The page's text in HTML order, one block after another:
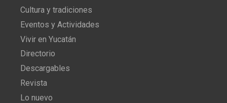
Cultura y tradiciones
Eventos y Actividades
Vivir en Yucatán
Directorio
Descargables
Revista
Lo nuevo